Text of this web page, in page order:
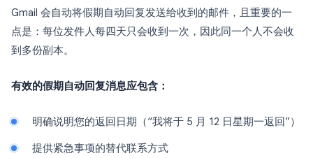
Gmail 会自动将假期自动回复发送给收到的邮件，且重要的一
点是：每位发件人每四天只会收到一次，因此同一个人不会收
到多份副本。
有效的假期自动回复消息应包含：
明确说明您的返回日期（“我将于 5 月 12 日星期一返回”）
提供紧急事项的替代联系方式